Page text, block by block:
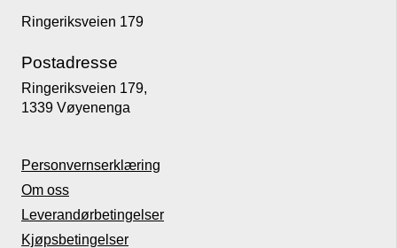
Ringeriksveien 179
Postadresse
Ringeriksveien 179,
1339 Vøyenenga
Personvernserklæring
Om oss
Leverandørbetingelser
Kjøpsbetingelser